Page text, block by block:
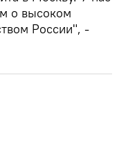
о высоком
России", -